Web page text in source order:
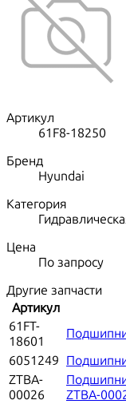
Артикул
61F8-18250
Бренд
Hyundai
Категория
Цена
По запросу
Другие запчасти
Артикул
61FT-
18601
6051249
ZTBA-
00026
ZTBA-